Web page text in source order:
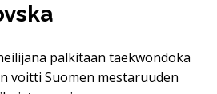
palkitaan taekwondoka
voitti Suomen mestaruuden